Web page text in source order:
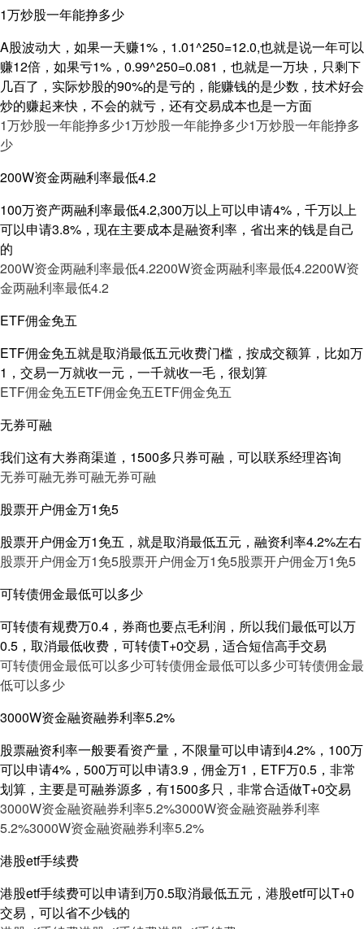
1万炒股一年能挣多少
A股波动大，如果一天赚1%，1.01^250=12.0,也就是说一年可以
赚12倍，如果亏1%，0.99^250=0.081，也就是一万块，只剩下
几百了，实际炒股的90%的是亏的，能赚钱的是少数，技术好会
炒的赚起来快，不会的就亏，还有交易成本也是一方面
1万炒股一年能挣多少1万炒股一年能挣多少1万炒股一年能挣多
少
200W资金两融利率最低4.2
100万资产两融利率最低4.2,300万以上可以申请4%，千万以上
可以申请3.8%，现在主要成本是融资利率，省出来的钱是自己
的
200W资金两融利率最低4.2200W资金两融利率最低4.2200W资
金两融利率最低4.2
ETF佣金免五
ETF佣金免五就是取消最低五元收费门槛，按成交额算，比如万
1，交易一万就收一元，一千就收一毛，很划算
ETF佣金免五ETF佣金免五ETF佣金免五
无券可融
我们这有大券商渠道，1500多只券可融，可以联系经理咨询
无券可融无券可融无券可融
股票开户佣金万1免5
股票开户佣金万1免五，就是取消最低五元，融资利率4.2%左右
股票开户佣金万1免5股票开户佣金万1免5股票开户佣金万1免5
可转债佣金最低可以多少
可转债有规费万0.4，券商也要点毛利润，所以我们最低可以万
0.5，取消最低收费，可转债T+0交易，适合短信高手交易
可转债佣金最低可以多少可转债佣金最低可以多少可转债佣金最
低可以多少
3000W资金融资融券利率5.2%
股票融资利率一般要看资产量，不限量可以申请到4.2%，100万
可以申请4%，500万可以申请3.9，佣金万1，ETF万0.5，非常
划算，主要是可融券源多，有1500多只，非常合适做T+0交易
3000W资金融资融券利率5.2%3000W资金融资融券利率
5.2%3000W资金融资融券利率5.2%
港股etf手续费
港股etf手续费可以申请到万0.5取消最低五元，港股etf可以T+0
交易，可以省不少钱的